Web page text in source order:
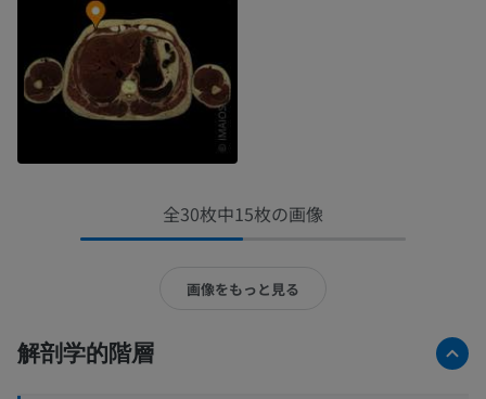
全30枚中15枚の画像
画像をもっと見る
解剖学的階層